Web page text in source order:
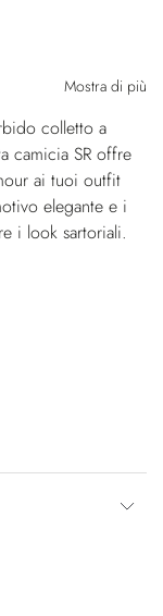
Mostra di più
colletto a
camicia SR offre
ai tuoi outfit
elegante e i
i look sartoriali.